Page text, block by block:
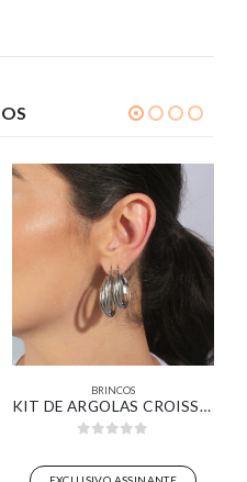
BRINCOS
KIT DE ARGOLAS CROISSANT COMPRIDA BANHADA EM OURO BRANCO
EXCLUSIVO ASSINANTE